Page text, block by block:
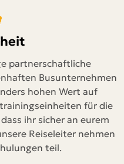
partnerschaftliche
Busunternehmen
hohen Wert auf
für die
ihr sicher an eurem
Reiseleiter nehmen
teil.